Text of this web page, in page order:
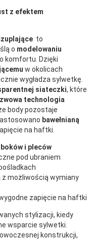
z efektem
to
o modelowaniu
komfortu. Dzięki
w okolicach
wygładza sylwetkę.
siateczki, które
technologia
body pozostaje
bawełnianą
na haftki.
i pleców
pod ubraniem
z możliwością wymiany
zapięcie na haftki
stylizacji, kiedy
wsparcie sylwetki.
konstrukcji,